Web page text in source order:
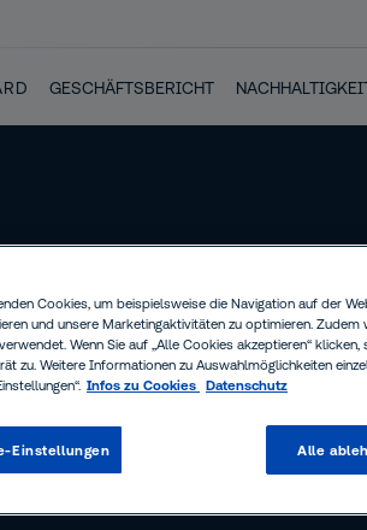
GESCHÄFTSBERICHT
Cookies, um beispielsweise die Navigation auf der
und unsere Marketingaktivitäten zu optimieren.
Wenn Sie auf „Alle Cookies akzeptieren“
zu. Weitere Informationen zu Auswahlmöglichkeiten
Infos zu Cookies Datenschutz
Einstellungen Alle